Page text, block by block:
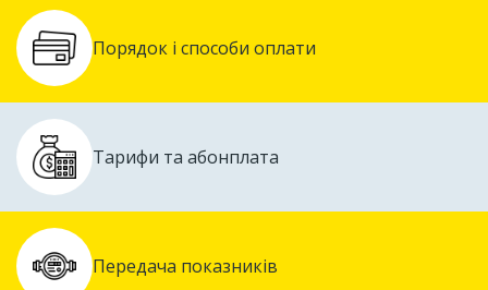
Порядок і способи оплати
Тарифи та абонплата
Передача показників